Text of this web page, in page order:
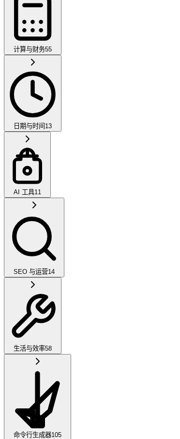
计算与财务55
日期与时间 13
AI 工具11
SEO 与运营14
生活与效率58
命令行生成器105